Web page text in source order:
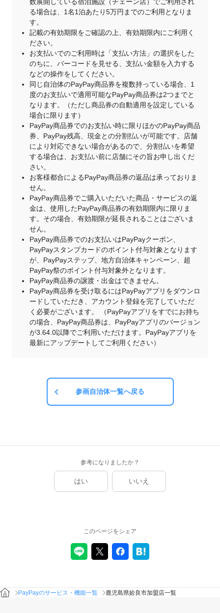
る場合は、1名1泊あたり5万円までのご利用となりま
す。
記載の有効期限をご確認の上、有効期限内にご利用く
ださい。
お支払いでのご利用時は「支払い方法」の選択をした
のちに、バーコードを見せる、支払い金額を入力する
などの操作をしてください。
同じ自治体のPayPay商品券を複数持っている場合、1
度のお支払いで適用可能なPayPay商品券は2つまでと
なります。（ただし商品券の自動適用を設定している
場合に限ります）
PayPay商品券でのお支払い時に限りほかのPayPay商品
券、PayPay残高、現金との分割払いが可能です。店舗
により対応できない場合があるので、分割払いを希望
する場合は、お支払い前に店舗にその旨お申し出くだ
さい。
お客様都合によるPayPay商品券の返品は承っておりま
せん。
PayPay商品券でご購入いただいた商品・サービスの返
金は、使用したPayPay商品券の有効期限内に限りま
す。その場合、有効期限が延長されることはございま
せん。
PayPay商品券でのお支払いはPayPayクーポン、
PayPayスタンプカードのポイント付与対象となります
が、PayPayステップ、地方自治体キャンペーン、超
PayPay祭のポイント付与対象外となります。
PayPay商品券の譲渡・出金はできません。
PayPay商品券を受け取るにはPayPayアプリをダウンロ
ードしていただき、アカウント登録を完了していただ
く必要がございます。 （PayPayアプリをすでにお持ち
の場合、PayPay商品券は、PayPayアプリのバージョン
が3.64.0以降でご利用いただけます。PayPayアプリを
最新にアップデートしてご利用ください）
参画自治体一覧へ戻る
参考になりましたか？
はい いいえ
このページをシェア
PayPayのサービス・機能一覧 鹿児島県姶良市加盟店一覧